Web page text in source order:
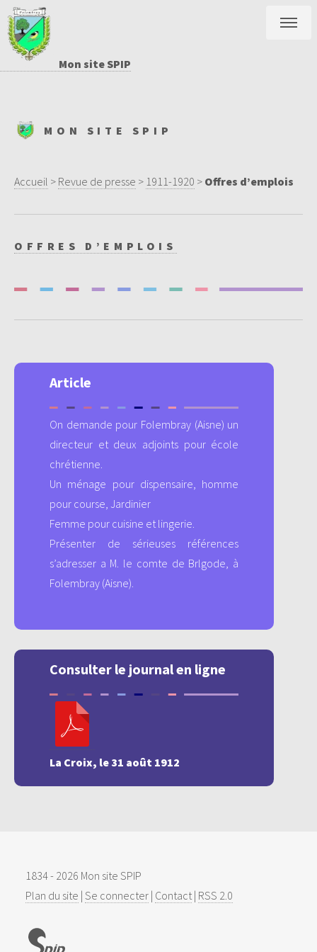
Mon site SPIP
MON SITE SPIP
Accueil > Revue de presse > 1911-1920 > Offres d’emplois
OFFRES D’EMPLOIS
Article
On demande pour Folembray (Aisne) un
directeur et deux adjoints pour école
chrétienne.
Un ménage pour dispensaire, homme
pour course, Jardinier
Femme pour cuisine et lingerie.
Présenter de sérieuses références
s’adresser a M. le comte de Brlgode, à
Folembray (Aisne).
Consulter le journal en ligne
La Croix, le 31 août 1912
1834 - 2026 Mon site SPIP
Plan du site | Se connecter | Contact | RSS 2.0